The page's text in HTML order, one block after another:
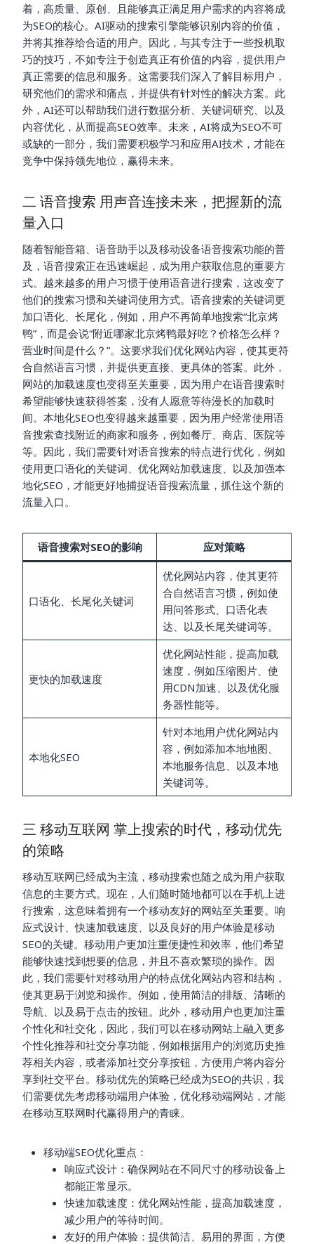
着，高质量、原创、且能够真正满足用户需求的内容将成
为SEO的核心。AI驱动的搜索引擎能够识别内容的价值，
并将其推荐给合适的用户。因此，与其专注于一些投机取
巧的技巧，不如专注于创造真正有价值的内容，提供用户
真正需要的信息和服务。这需要我们深入了解目标用户，
研究他们的需求和痛点，并提供有针对性的解决方案。此
外，AI还可以帮助我们进行数据分析、关键词研究、以及
内容优化，从而提高SEO效率。未来，AI将成为SEO不可
或缺的一部分，我们需要积极学习和应用AI技术，才能在
竞争中保持领先地位，赢得未来。
二 语音搜索 用声音连接未来，把握新的流
量入口
随着智能音箱、语音助手以及移动设备语音搜索功能的普
及，语音搜索正在迅速崛起，成为用户获取信息的重要方
式。越来越多的用户习惯于使用语音进行搜索，这改变了
他们的搜索习惯和关键词使用方式。语音搜索的关键词更
加口语化、长尾化，例如，用户不再简单地搜索“北京烤
鸭”，而是会说“附近哪家北京烤鸭最好吃？价格怎么样？
营业时间是什么？”。这要求我们优化网站内容，使其更符
合自然语言习惯，并提供更直接、更具体的答案。此外，
网站的加载速度也变得至关重要，因为用户在语音搜索时
希望能够快速获得答案，没有人愿意等待漫长的加载时
间。本地化SEO也变得越来越重要，因为用户经常使用语
音搜索查找附近的商家和服务，例如餐厅、商店、医院等
等。因此，我们需要针对语音搜索的特点进行优化，例如
使用更口语化的关键词、优化网站加载速度、以及加强本
地化SEO，才能更好地捕捉语音搜索流量，抓住这个新的
流量入口。
语音搜索对SEO的影响 应对策略
口语化、长尾化关键词
优化网站内容，使其更符
合自然语言习惯，例如使
用问答形式、口语化表
达、以及长尾关键词等。
更快的加载速度
优化网站性能，提高加载
速度，例如压缩图片、使
用CDN加速、以及优化服
务器性能等。
本地化SEO
针对本地用户优化网站内
容，例如添加本地地图、
本地服务信息、以及本地
关键词等。
三 移动互联网 掌上搜索的时代，移动优先
的策略
移动互联网已经成为主流，移动搜索也随之成为用户获取
信息的主要方式。现在，人们随时随地都可以在手机上进
行搜索，这意味着拥有一个移动友好的网站至关重要。响
应式设计、快速加载速度、以及良好的用户体验是移动
SEO的关键。移动用户更加注重便捷性和效率，他们希望
能够快速找到想要的信息，并且不喜欢繁琐的操作。因
此，我们需要针对移动用户的特点优化网站内容和结构，
使其更易于浏览和操作。例如，使用简洁的排版、清晰的
导航、以及易于点击的按钮。此外，移动用户也更加注重
个性化和社交化，因此，我们可以在移动网站上融入更多
个性化推荐和社交分享功能，例如根据用户的浏览历史推
荐相关内容，或者添加社交分享按钮，方便用户将内容分
享到社交平台。移动优先的策略已经成为SEO的共识，我
们需要优先考虑移动端用户体验，优化移动端网站，才能
在移动互联网时代赢得用户的青睐。
移动端SEO优化重点：
响应式设计：确保网站在不同尺寸的移动设备上
都能正常显示。
快速加载速度：优化网站性能，提高加载速度，
减少用户的等待时间。
友好的用户体验：提供简洁、易用的界面，方便